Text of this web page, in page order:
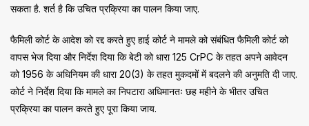
सकता है. शर्त है कि उचित प्रक्रिया का पालन किया जाए.
फैमिली कोर्ट के आदेश को रद्द करते हुए हाई कोर्ट ने मामले को संबंधित फैमिली कोर्ट को
वापस भेज दिया और निर्देश दिया कि बेटी को धारा 125 CrPC के तहत अपने आवेदन
को 1956 के अधिनियम की धारा 20(3) के तहत मुकदमों में बदलने की अनुमति दी जाए.
कोर्ट ने निर्देश दिया कि मामले का निपटारा अधिमानतः छह महीने के भीतर उचित
प्रक्रिया का पालन करते हुए पूरा किया जाय.